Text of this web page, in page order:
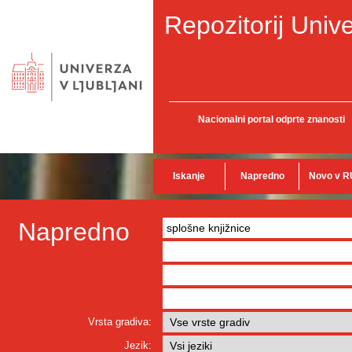
Repozitorij
Nacionalni portal odprte znanosti
Iskanje Napredno Novo v
Napredno
Vrsta gradiva:
Jezik: